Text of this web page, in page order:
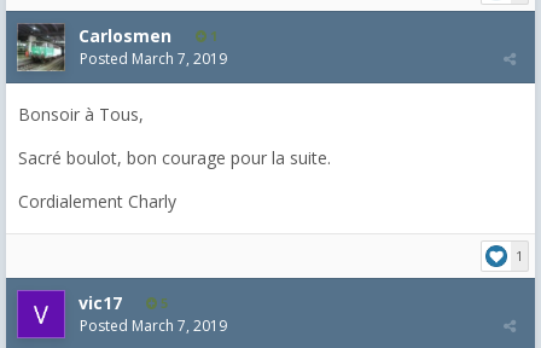
Carlosmen 1
Posted March 7, 2019
Bonsoir à Tous,
Sacré boulot, bon courage pour la suite.
Cordialement Charly
1
vic17 5
Posted March 7, 2019